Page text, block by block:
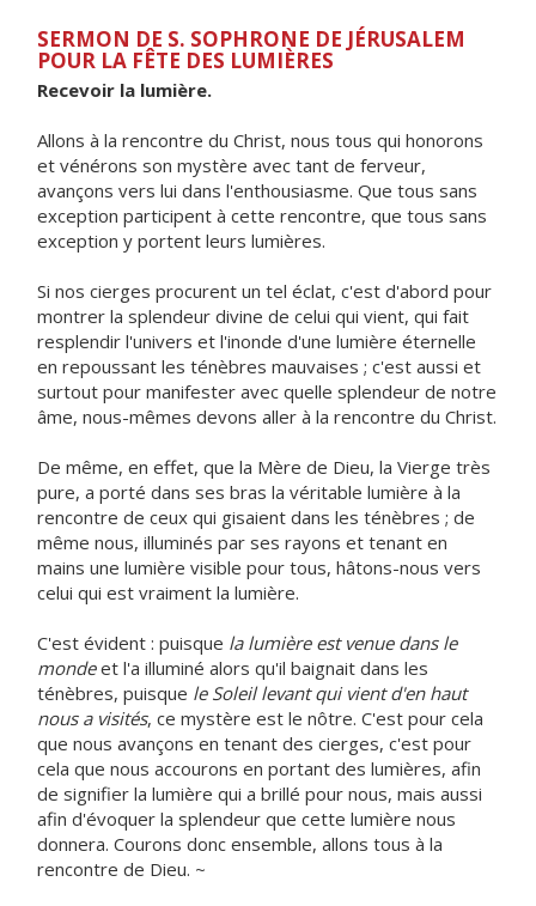
SERMON DE S. SOPHRONE DE JÉRUSALEM
POUR LA FÊTE DES LUMIÈRES
Recevoir la lumière.
Allons à la rencontre du Christ, nous tous qui honorons
et vénérons son mystère avec tant de ferveur,
avançons vers lui dans l'enthousiasme. Que tous sans
exception participent à cette rencontre, que tous sans
exception y portent leurs lumières.
Si nos cierges procurent un tel éclat, c'est d'abord pour
montrer la splendeur divine de celui qui vient, qui fait
resplendir l'univers et l'inonde d'une lumière éternelle
en repoussant les ténèbres mauvaises ; c'est aussi et
surtout pour manifester avec quelle splendeur de notre
âme, nous-mêmes devons aller à la rencontre du Christ.
De même, en effet, que la Mère de Dieu, la Vierge très
pure, a porté dans ses bras la véritable lumière à la
rencontre de ceux qui gisaient dans les ténèbres ; de
même nous, illuminés par ses rayons et tenant en
mains une lumière visible pour tous, hâtons-nous vers
celui qui est vraiment la lumière.
C'est évident : puisque la lumière est venue dans le
mondeet l'a illuminé alors qu'il baignait dans les
ténèbres, puisque le Soleil levant qui vient d'en haut
nous a visités, ce mystère est le nôtre. C'est pour cela
que nous avançons en tenant des cierges, c'est pour
cela que nous accourons en portant des lumières, afin
de signifier la lumière qui a brillé pour nous, mais aussi
afin d'évoquer la splendeur que cette lumière nous
donnera. Courons donc ensemble, allons tous à la
rencontre de Dieu. ~